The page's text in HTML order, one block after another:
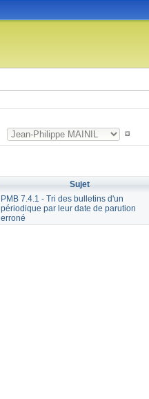
Sujet
PMB 7.4.1 - Tri des bulletins d'un
périodique par leur date de parution
erroné